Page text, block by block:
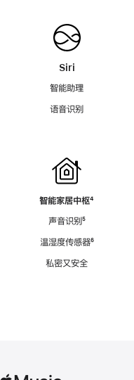
Siri
智能助理
语音识别
智能家居中枢脚
⁴
声音识别脚
⁵
温湿度传感器脚
⁶
私密又安全